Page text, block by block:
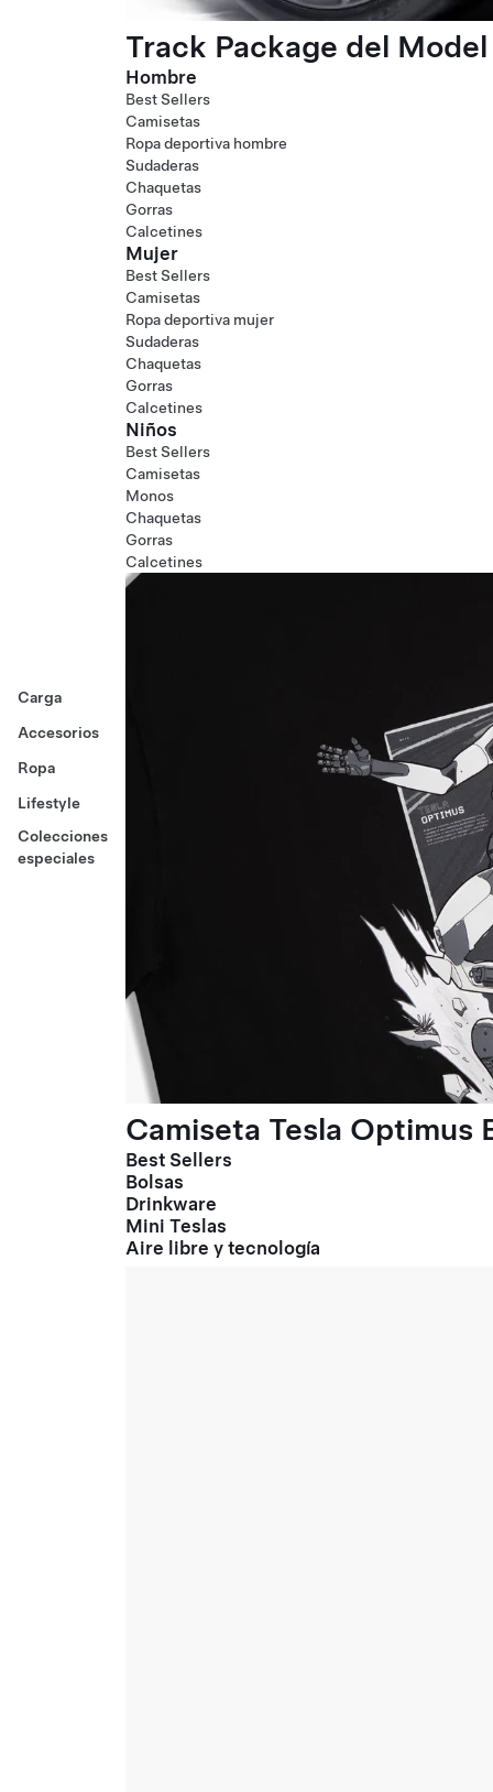
Carga
Accesorios
Ropa
Lifestyle
Colecciones
especiales
Track Package del
Hombre
Best Sellers
Camisetas
Ropa deportiva hombre
Sudaderas
Chaquetas
Gorras
Calcetines
Mujer
Best Sellers
Camisetas
Ropa deportiva mujer
Sudaderas
Chaquetas
Gorras
Calcetines
Niños
Best Sellers
Camisetas
Monos
Chaquetas
Gorras
Calcetines
Camiseta Tesla Optimus
Best Sellers
Bolsas
Drinkware
Mini Teslas
Aire libre y tecnología